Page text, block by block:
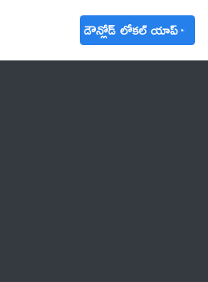
డౌన్లోడ్ లోకల్ యాప్